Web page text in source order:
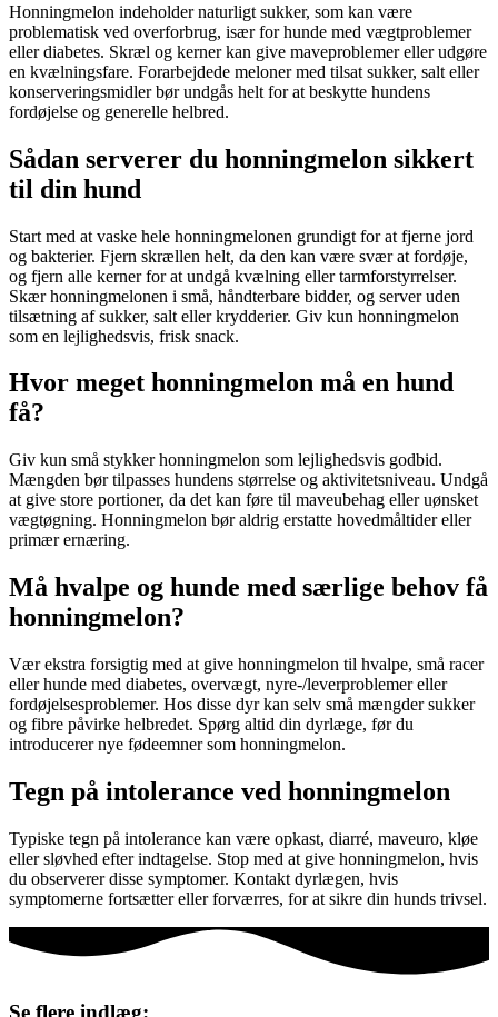
Honningmelon indeholder naturligt sukker, som kan være
problematisk ved overforbrug, især for hunde med vægtproblemer
eller diabetes. Skræl og kerner kan give maveproblemer eller udgøre
en kvælningsfare. Forarbejdede meloner med tilsat sukker, salt eller
konserveringsmidler bør undgås helt for at beskytte hundens
fordøjelse og generelle helbred.
Sådan serverer du honningmelon sikkert
til din hund
Start med at vaske hele honningmelonen grundigt for at fjerne jord
og bakterier. Fjern skrællen helt, da den kan være svær at fordøje,
og fjern alle kerner for at undgå kvælning eller tarmforstyrrelser.
Skær honningmelonen i små, håndterbare bidder, og server uden
tilsætning af sukker, salt eller krydderier. Giv kun honningmelon
som en lejlighedsvis, frisk snack.
Hvor meget honningmelon må en hund
få?
Giv kun små stykker honningmelon som lejlighedsvis godbid.
Mængden bør tilpasses hundens størrelse og aktivitetsniveau. Undgå
at give store portioner, da det kan føre til maveubehag eller uønsket
vægtøgning. Honningmelon bør aldrig erstatte hovedmåltider eller
primær ernæring.
Må hvalpe og hunde med særlige behov få
honningmelon?
Vær ekstra forsigtig med at give honningmelon til hvalpe, små racer
eller hunde med diabetes, overvægt, nyre-/leverproblemer eller
fordøjelsesproblemer. Hos disse dyr kan selv små mængder sukker
og fibre påvirke helbredet. Spørg altid din dyrlæge, før du
introducerer nye fødeemner som honningmelon.
Tegn på intolerance ved honningmelon
Typiske tegn på intolerance kan være opkast, diarré, maveuro, kløe
eller sløvhed efter indtagelse. Stop med at give honningmelon, hvis
du observerer disse symptomer. Kontakt dyrlægen, hvis
symptomerne fortsætter eller forværres, for at sikre din hunds trivsel.
Se flere indlæg: